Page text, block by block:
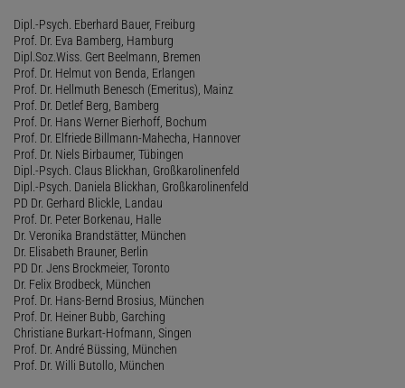
Dipl.-Psych. Eberhard Bauer, Freiburg
Prof. Dr. Eva Bamberg, Hamburg
Dipl.Soz.Wiss. Gert Beelmann, Bremen
Prof. Dr. Helmut von Benda, Erlangen
Prof. Dr. Hellmuth Benesch (Emeritus), Mainz
Prof. Dr. Detlef Berg, Bamberg
Prof. Dr. Hans Werner Bierhoff, Bochum
Prof. Dr. Elfriede Billmann-Mahecha, Hannover
Prof. Dr. Niels Birbaumer, Tübingen
Dipl.-Psych. Claus Blickhan, Großkarolinenfeld
Dipl.-Psych. Daniela Blickhan, Großkarolinenfeld
PD Dr. Gerhard Blickle, Landau
Prof. Dr. Peter Borkenau, Halle
Dr. Veronika Brandstätter, München
Dr. Elisabeth Brauner, Berlin
PD Dr. Jens Brockmeier, Toronto
Dr. Felix Brodbeck, München
Prof. Dr. Hans-Bernd Brosius, München
Prof. Dr. Heiner Bubb, Garching
Christiane Burkart-Hofmann, Singen
Prof. Dr. André Büssing, München
Prof. Dr. Willi Butollo, München